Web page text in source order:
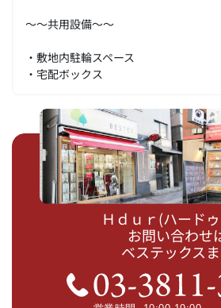
～～共用設備～～
・敷地内駐輪スペース
・宅配ボックス
Ｈｄｕｒ(ハード
お問い合わせ
ベステックス